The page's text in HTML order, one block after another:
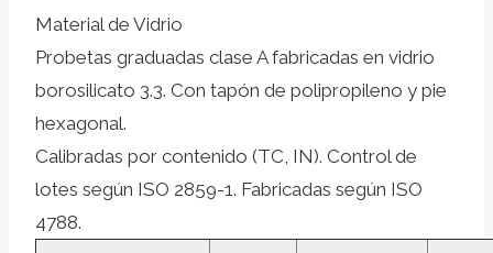
Material de Vidrio
Probetas graduadas clase A fabricadas en vidrio
borosilicato 3.3. Con tapón de polipropileno y pie
hexagonal.
Calibradas por contenido (TC, IN). Control de
lotes según ISO 2859-1. Fabricadas según ISO
4788.